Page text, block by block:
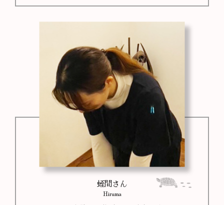
蛭間さん
Hiruma